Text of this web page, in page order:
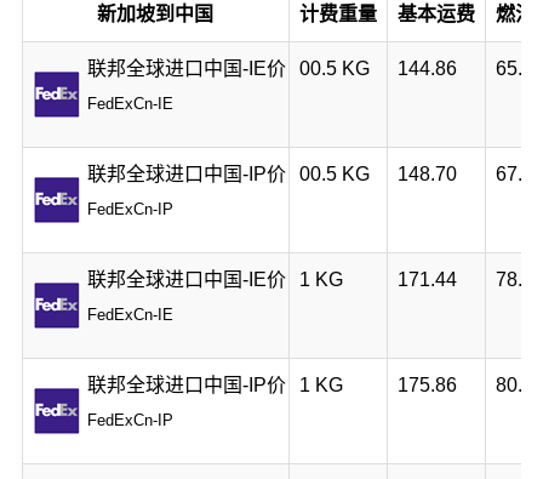
新加坡到中国 计费重量 基本运费 燃油
联邦全球进口中国-IE价
FedExCn-IE
00.5 KG 144.86 65.91
联邦全球进口中国-IP价
FedExCn-IP
00.5 KG 148.70 67.66
联邦全球进口中国-IE价
FedExCn-IE
1 KG 171.44 78.00
联邦全球进口中国-IP价
FedExCn-IP
1 KG 175.86 80.02